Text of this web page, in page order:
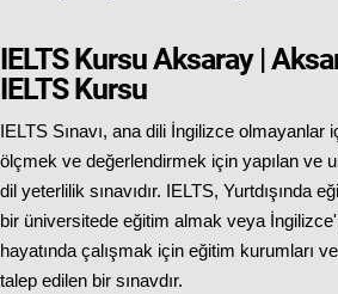
IELTS Kursu Aksaray |
IELTS Kursu
IELTS Sınavı, ana dili İngilizce olmayanlar
ölçmek ve değerlendirmek için yapılan ve
dil yeterlilik sınavıdır. IELTS, Yurtdışında
bir üniversitede eğitim almak veya
hayatında çalışmak için eğitim kurumları
talep edilen bir sınavdır.